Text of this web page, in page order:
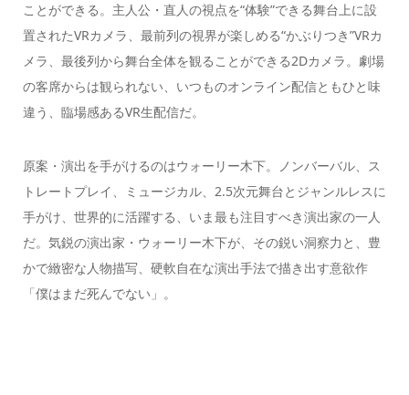
ことができる。主人公・直人の視点を“体験”できる舞台上に設
置されたVRカメラ、最前列の視界が楽しめる“かぶりつき”VRカ
メラ、最後列から舞台全体を観ることができる2Dカメラ。劇場
の客席からは観られない、いつものオンライン配信ともひと味
違う、臨場感あるVR生配信だ。
原案・演出を手がけるのはウォーリー木下。ノンバーバル、ス
トレートプレイ、ミュージカル、2.5次元舞台とジャンルレスに
手がけ、世界的に活躍する、いま最も注目すべき演出家の一人
だ。気鋭の演出家・ウォーリー木下が、その鋭い洞察力と、豊
かで緻密な人物描写、硬軟自在な演出手法で描き出す意欲作
「僕はまだ死んでない」。